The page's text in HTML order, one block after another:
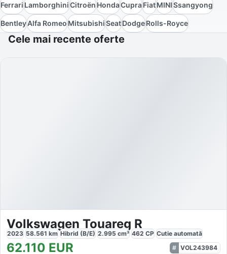
FerrariLamborghiniCitroënHondaCupraFiatMINISsangyong
BentleyAlfa RomeoMitsubishiSeatDodgeRolls-Royce
Cele mai recente oferte
Volkswagen Touareg R
2023 58.561 km Hibrid (B/E) 2.995 cm³ 462 CP Cutie automată
62.110 EUR
VOL243984